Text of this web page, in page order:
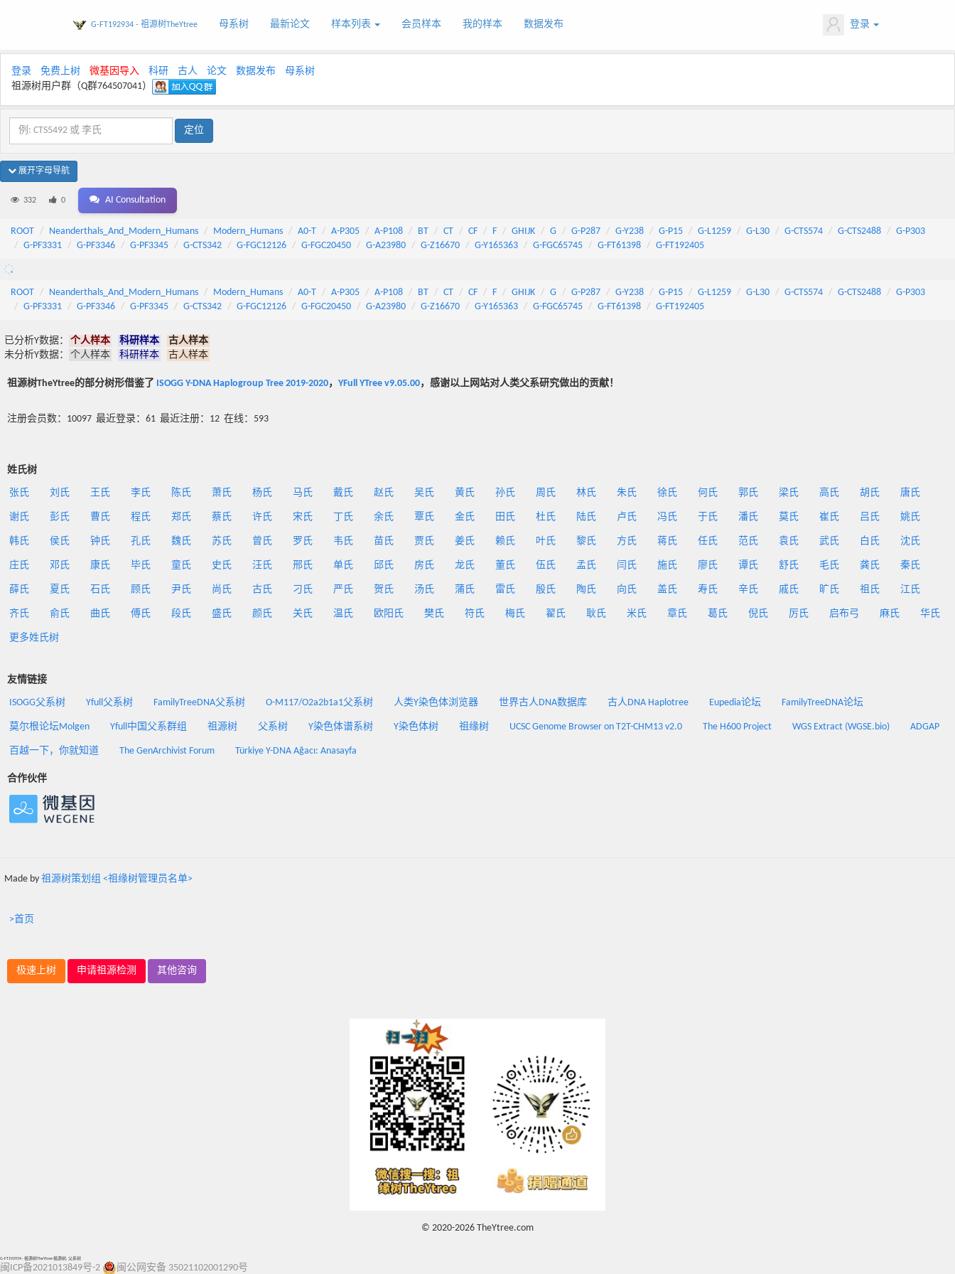
G-FT192934 - 祖源树TheYtree 母系树 最新论文 样本列表 会员样本 我的样本 数据发布 登录
登录 免费上树 微基因导入 科研 古人 论文 数据发布
母系树
祖源树用户群（Q群764507041）
展开字母导航
332 0 AI Consultation
ROOT Neanderthals_And_Modern_Humans Modern_Humans A0-T A-P305 A-P108 BT CT CF F GHIJK G G-P287 G-Y238 G-P15 G-L1259 G-L30 G-CTS574 G-CTS2488
G-P303
G-PF3331
G-PF3346 G-PF3345 G-CTS342 G-FGC12126 G-FGC20450 G-A23980 G-Z16670 G-Y165363 G-FGC65745 G-FT61398 G-FT192405
ROOT Neanderthals_And_Modern_Humans Modern_Humans A0-T A-P305 A-P108 BT CT CF F GHIJK G G-P287 G-Y238 G-P15 G-L1259 G-L30 G-CTS574 G-CTS2488
G-P303
G-PF3331
G-PF3346 G-PF3345 G-CTS342 G-FGC12126 G-FGC20450 G-A23980 G-Z16670 G-Y165363 G-FGC65745 G-FT61398 G-FT192405
已分析Y数据： 个人样本 科研样本
古人样本
未分析Y数据：
个人样本 科研样本 古人样本
祖源树TheYtree的部分树形借鉴了 ISOGG Y-DNA Haplogroup Tree 2019-2020， YFull YTree v9.05.00，感谢以上网站对人类父系研究做出的贡献！
注册会员数：10097 最近登录：61 最近注册：12 在线：593
姓氏树
张氏 刘氏 王氏 李氏 陈氏 萧氏 杨氏 马氏 戴氏 赵氏 吴氏 黄氏 孙氏 周氏 林氏 朱氏 徐氏 何氏 郭氏 梁氏 高氏 胡氏 唐氏
谢氏 彭氏 曹氏 程氏 郑氏 蔡氏 许氏 宋氏 丁氏 余氏 覃氏 金氏 田氏 杜氏 陆氏 卢氏 冯氏 于氏 潘氏 莫氏 崔氏 吕氏 姚氏
韩氏 侯氏 钟氏 孔氏 魏氏 苏氏 曾氏 罗氏 韦氏 苗氏 贾氏 姜氏 赖氏 叶氏 黎氏 方氏 蒋氏 任氏 范氏 袁氏 武氏 白氏 沈氏
庄氏 邓氏 康氏 毕氏 童氏 史氏 汪氏 邢氏 单氏 邱氏 房氏 龙氏 董氏 伍氏 孟氏 闫氏 施氏 廖氏 谭氏 舒氏 毛氏 龚氏 秦氏
薛氏 夏氏 石氏 顾氏 尹氏 尚氏 古氏 刁氏 严氏 贺氏 汤氏 蒲氏 雷氏 殷氏 陶氏 向氏 盖氏 寿氏 辛氏 戚氏 旷氏 祖氏 江氏
齐氏 俞氏 曲氏 傅氏 段氏 盛氏 颜氏 关氏 温氏 欧阳氏 樊氏 符氏 梅氏 翟氏 耿氏 米氏 章氏 葛氏 倪氏 厉氏 启布弓 麻氏 华氏
更多姓氏树
友情链接
ISOGG父系树 Yfull父系树 FamilyTreeDNA父系树 O-M117/O2a2b1a1父系树 人类Y染色体浏览器 世界古人DNA数据库 古人DNA Haplotree Eupedia论坛 FamilyTreeDNA论坛
莫尔根论坛Molgen Yfull中国父系群组 祖源树 父系树 Y染色体谱系树 Y染色体树 祖缘树 UCSC Genome Browser on T2T-CHM13 v2.0 The H600 Project WGS Extract (WGSE.bio) ADGAP
百越一下，你就知道 The GenArchivist Forum Türkiye Y-DNA Ağacı: Anasayfa
合作伙伴
Made by 祖源树策划组 <祖缘树管理员名单>
>首页
极速上树 申请祖源检测 其他咨询
© 2020-2026 TheYtree.com
G-FT192934 - 祖源树TheYtree 祖源树, 父系树
闽ICP备2021013849号-2 闽公网安备 35021102001290号